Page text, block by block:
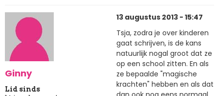
Ginny
Lid sinds
13 augustus 2013 - 15:47
Tsja, zodra je over kinderen
gaat schrijven, is de kans
natuurlijk nogal groot dat ze
op een school zitten. En als
ze bepaalde "magische
krachten" hebben en als dat